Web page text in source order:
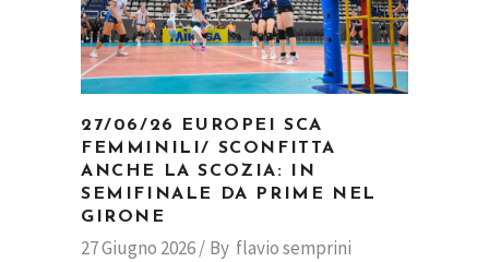
27/06/26 EUROPEI SCA
FEMMINILI/ SCONFITTA
ANCHE LA SCOZIA: IN
SEMIFINALE DA PRIME NEL
GIRONE
27 Giugno 2026 By flavio semprini